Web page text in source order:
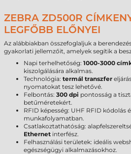
ZEBRA ZD500R
LEGFŐBB ELŐNYEI
Az alábbiakban összefoglaljuk a
gyakorlati jellemzőit, amelyek segítik a
Napi terhelhetőség: 1000-3000
kiszolgálására alkalmas.
Technológia: termál transzfer
nyomatokat tesz lehetővé.
Felbontás: 300 dpi pontosság a
betűméretekért.
RFID képesség: UHF RFID kódolás
munkafolyamatban.
Csatlakoztathatóság:
Ethernet interfész.
Felhasználási területek: ideális
egészségügyi alkalmazásokhoz.